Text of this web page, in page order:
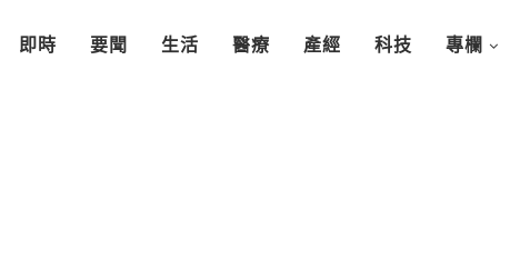
即時 要聞 生活 醫療 產經 科技 專欄